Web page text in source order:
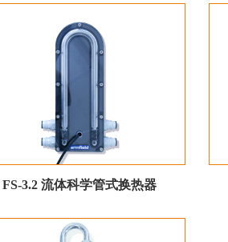
FS-3.2 流体科学管式换热器